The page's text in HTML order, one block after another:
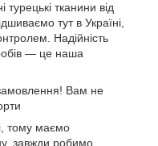
турецькі тканини від
тут в Україні,
Надійність
— це наша
Вам не
тому маємо
завжди робимо